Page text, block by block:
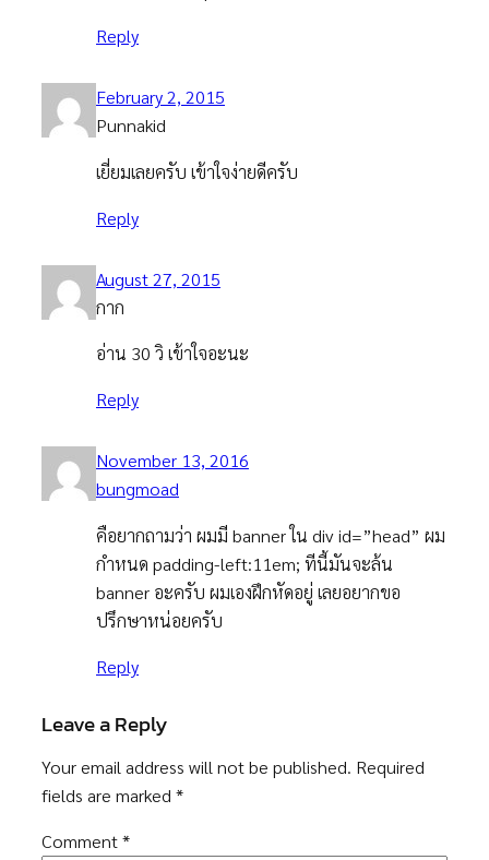
Reply
February 2, 2015
Punnakid
เยี่ยมเลยครับ เข้าใจง่ายดีครับ
Reply
August 27, 2015
กาก
อ่าน 30 วิ เข้าใจอะนะ
Reply
November 13, 2016
bungmoad
คือยากถามว่า ผมมี banner ใน div id=”head” ผม
กำหนด padding-left:11em; ทีนี้มันจะล้น
banner อะครับ ผมเองฝึกหัดอยู่ เลยอยากขอ
ปรึกษาหน่อยครับ
Reply
Leave a Reply
Your email address will not be published. Required
fields are marked *
Comment*